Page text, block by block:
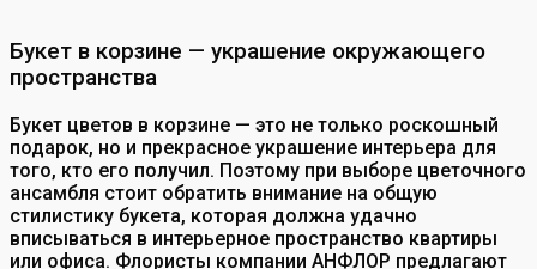
Букет в корзине — украшение окружающего
пространства
Букет цветов в корзине — это не только роскошный
подарок, но и прекрасное украшение интерьера для
того, кто его получил. Поэтому при выборе цветочного
ансамбля стоит обратить внимание на общую
стилистику букета, которая должна удачно
вписываться в интерьерное пространство квартиры
или офиса. Флористы компании АНФЛОР предлагают